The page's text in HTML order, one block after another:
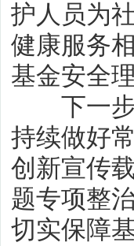
护人员为
健康服务
基金安全
下一步
持续做好
创新宣传
题专项整
切实保障